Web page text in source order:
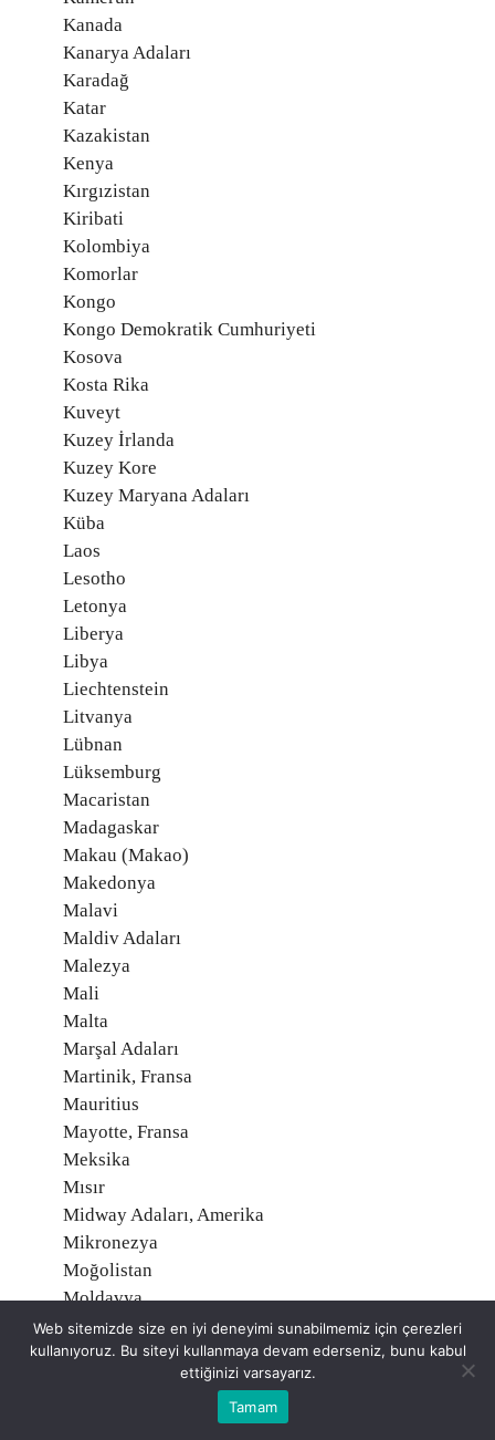
Kanada
Kanarya Adaları
Karadağ
Katar
Kazakistan
Kenya
Kırgızistan
Kiribati
Kolombiya
Komorlar
Kongo
Kongo Demokratik Cumhuriyeti
Kosova
Kosta Rika
Kuveyt
Kuzey İrlanda
Kuzey Kore
Kuzey Maryana Adaları
Küba
Laos
Lesotho
Letonya
Liberya
Libya
Liechtenstein
Litvanya
Lübnan
Lüksemburg
Macaristan
Madagaskar
Makau (Makao)
Makedonya
Malavi
Maldiv Adaları
Malezya
Mali
Malta
Marşal Adaları
Martinik, Fransa
Mauritius
Mayotte, Fransa
Meksika
Mısır
Midway Adaları, Amerika
Mikronezya
Moğolistan
Moldavya
Monako
Montserrat
Web sitemizde size en iyi deneyimi sunabilmemiz için çerezleri
kullanıyoruz. Bu siteyi kullanmaya devam ederseniz, bunu kabul
ettiğinizi varsayarız.
Tamam